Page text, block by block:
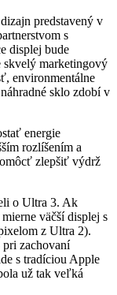
predstavený v
s
displej bude
marketingový
environmentálne
sklo zdobí v
energie
rozlíšením a
zlepšiť výdrž
o Ultra 3. Ak
väčší displej s
z Ultra 2).
zachovaní
s tradíciou Apple
už tak veľká